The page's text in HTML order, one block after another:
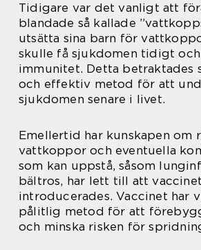
Tidigare var det vanligt att
blandade så kallade
utsätta sina barn för
skulle få sjukdomen tidigt
immunitet. Detta betraktades
och effektiv metod för att
sjukdomen senare i livet.
Emellertid har kunskapen om
vattkoppor och eventuella
som kan uppstå, såsom
bältros, har lett till att vaccinet
introducerades. Vaccinet har
pålitlig metod för att
och minska risken för